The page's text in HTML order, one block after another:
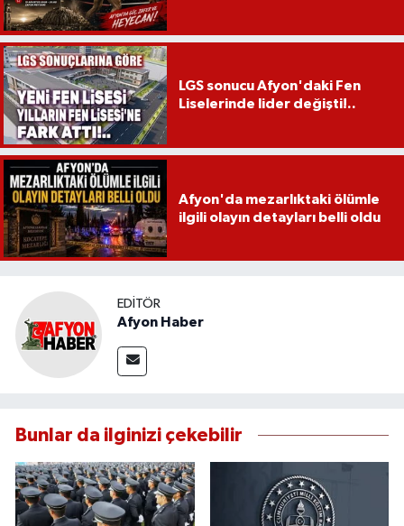
LGS sonucu Afyon'daki Fen
Liselerinde lider değişti!..
Afyon'da mezarlıktaki ölümle
ilgili olayın detayları belli oldu
EDITÖR
Afyon Haber
Bunlar da ilginizi çekebilir